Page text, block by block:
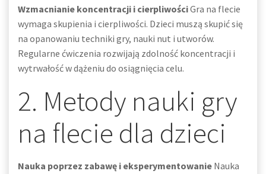
Wzmacnianie koncentracji i cierpliwościGra na flecie
wymaga skupienia i cierpliwości. Dzieci muszą skupić się
na opanowaniu techniki gry, nauki nut i utworów.
Regularne ćwiczenia rozwijają zdolność koncentracji i
wytrwałość w dążeniu do osiągnięcia celu.
2. Metody nauki gry
na flecie dla dzieci
Nauka poprzez zabawę i eksperymentowanie Nauka